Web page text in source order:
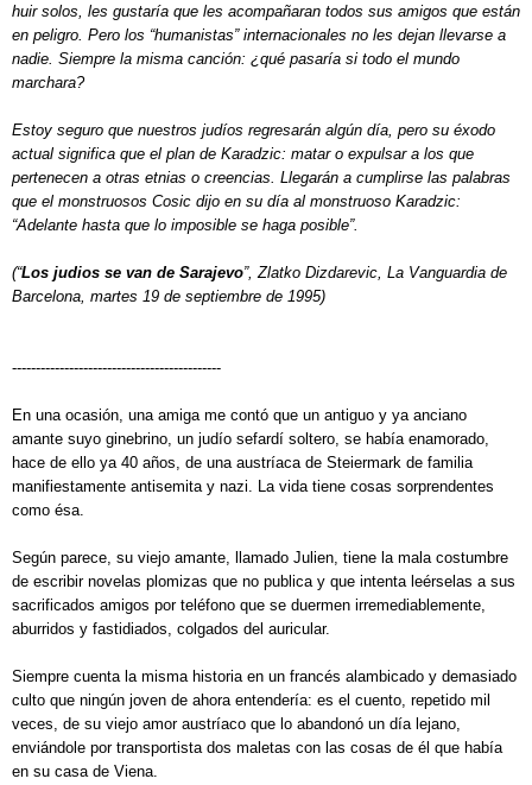
huir solos, les gustaría que les acompañaran todos sus amigos que están
en peligro. Pero los “humanistas” internacionales no les dejan llevarse a
nadie. Siempre la misma canción: ¿qué pasaría si todo el mundo
marchara?
Estoy seguro que nuestros judíos regresarán algún día, pero su éxodo
actual significa que el plan de Karadzic: matar o expulsar a los que
pertenecen a otras etnias o creencias. Llegarán a cumplirse las palabras
que el monstruosos Cosic dijo en su día al monstruoso Karadzic:
“Adelante hasta que lo imposible se haga posible”.
(“Los judios se van de Sarajevo”, Zlatko Dizdarevic, La Vanguardia de
Barcelona, martes 19 de septiembre de 1995)
--------------------------------------------
En una ocasión, una amiga me contó que un antiguo y ya anciano
amante suyo ginebrino, un judío sefardí soltero, se había enamorado,
hace de ello ya 40 años, de una austríaca de Steiermark de familia
manifiestamente antisemita y nazi. La vida tiene cosas sorprendentes
como ésa.
Según parece, su viejo amante, llamado Julien, tiene la mala costumbre
de escribir novelas plomizas que no publica y que intenta leérselas a sus
sacrificados amigos por teléfono que se duermen irremediablemente,
aburridos y fastidiados, colgados del auricular.
Siempre cuenta la misma historia en un francés alambicado y demasiado
culto que ningún joven de ahora entendería: es el cuento, repetido mil
veces, de su viejo amor austríaco que lo abandonó un día lejano,
enviándole por transportista dos maletas con las cosas de él que había
en su casa de Viena.